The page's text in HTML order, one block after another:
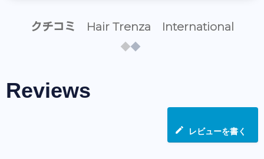
クチコミ Hair Trenza International
Reviews
レビューを書く